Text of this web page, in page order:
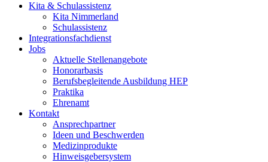
Kita & Schulassistenz
Kita Nimmerland
Schulassistenz
Integrationsfachdienst
Jobs
Aktuelle Stellenangebote
Honorarbasis
Berufsbegleitende Ausbildung HEP
Praktika
Ehrenamt
Kontakt
Ansprechpartner
Ideen und Beschwerden
Medizinprodukte
Hinweisgebersystem